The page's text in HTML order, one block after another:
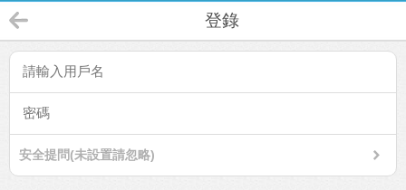
登錄
安全提問(未設置請忽略)